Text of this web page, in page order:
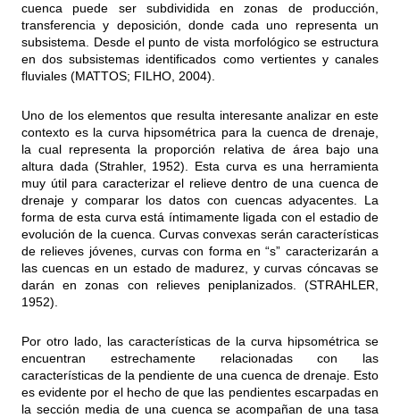
cuenca puede ser subdividida en zonas de producción,
transferencia y deposición, donde cada uno representa un
subsistema. Desde el punto de vista morfológico se estructura
en dos subsistemas identificados como vertientes y canales
fluviales (MATTOS; FILHO, 2004).
Uno de los elementos que resulta interesante analizar en este
contexto es la curva hipsométrica para la cuenca de drenaje,
la cual representa la proporción relativa de área bajo una
altura dada (Strahler, 1952). Esta curva es una herramienta
muy útil para caracterizar el relieve dentro de una cuenca de
drenaje y comparar los datos con cuencas adyacentes. La
forma de esta curva está íntimamente ligada con el estadio de
evolución de la cuenca. Curvas convexas serán características
de relieves jóvenes, curvas con forma en “s” caracterizarán a
las cuencas en un estado de madurez, y curvas cóncavas se
darán en zonas con relieves peniplanizados. (STRAHLER,
1952).
Por otro lado, las características de la curva hipsométrica se
encuentran estrechamente relacionadas con las
características de la pendiente de una cuenca de drenaje. Esto
es evidente por el hecho de que las pendientes escarpadas en
la sección media de una cuenca se acompañan de una tasa